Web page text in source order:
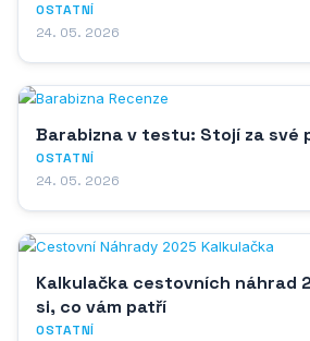
OSTATNÍ
24. 05. 2026
Barabizna v testu: Stojí za své
OSTATNÍ
24. 05. 2026
Kalkulačka cestovních náhrad
si, co vám patří
OSTATNÍ